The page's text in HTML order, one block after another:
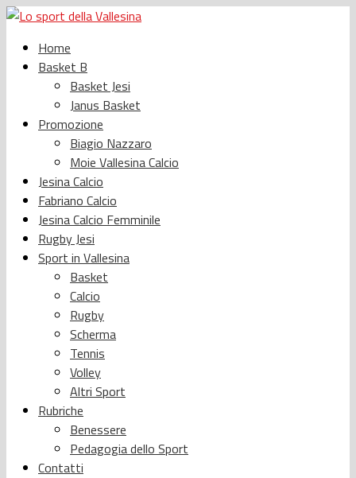
Home
Basket B
Basket Jesi
Janus Basket
Promozione
Biagio Nazzaro
Moie Vallesina Calcio
Jesina Calcio
Fabriano Calcio
Jesina Calcio Femminile
Rugby Jesi
Sport in Vallesina
Basket
Calcio
Rugby
Scherma
Tennis
Volley
Altri Sport
Rubriche
Benessere
Pedagogia dello Sport
Contatti